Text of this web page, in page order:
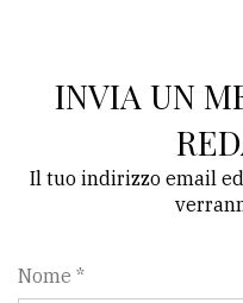
INVIA UN
Il tuo indirizzo email
Nome *